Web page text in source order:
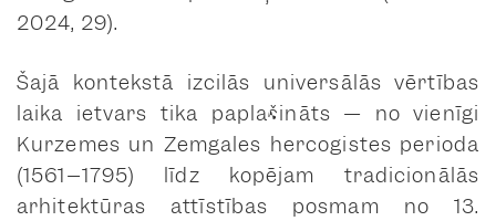
2024, 29).
Šajā kontekstā izcilās universālās vērtības
laika ietvars tika paplašināts — no vienīgi
Kurzemes un Zemgales hercogistes perioda
(1561–1795) līdz kopējam tradicionālās
arhitektūras attīstības posmam no 13.